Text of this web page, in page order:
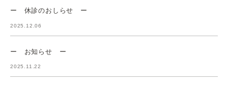
ー 休診のおしらせ ー
2025.12.06
ー お知らせ ー
2025.11.22